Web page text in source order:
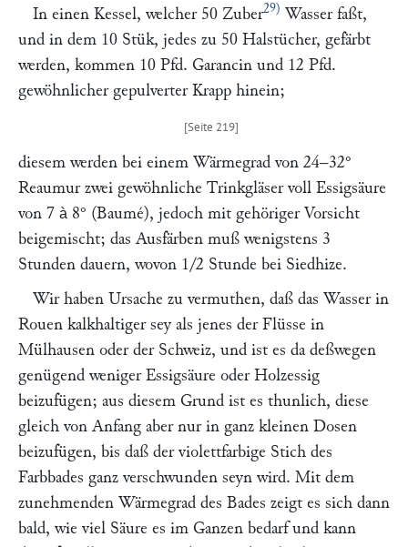
In einen Kessel, welcher 50 Zuber29) Wasser faßt,
und in dem 10 Stük, jedes zu 50 Halstücher, gefärbt
werden, kommen 10 Pfd. Garancin und 12 Pfd.
gewöhnlicher gepulverter Krapp hinein;
diesem werden bei einem Wärmegrad von 24–32°
Reaumur zwei gewöhnliche Trinkgläser voll Essigsäure
von 7 à 8° (Baumé), jedoch mit gehöriger Vorsicht
beigemischt; das Ausfärben muß wenigstens 3
Stunden dauern, wovon 1/2 Stunde bei Siedhize.
Wir haben Ursache zu vermuthen, daß das Wasser in
Rouen kalkhaltiger sey als jenes der Flüsse in
Mülhausen oder der Schweiz, und ist es da deßwegen
genügend weniger Essigsäure oder Holzessig
beizufügen; aus diesem Grund ist es thunlich, diese
gleich von Anfang aber nur in ganz kleinen Dosen
beizufügen, bis daß der violettfarbige Stich des
Farbbades ganz verschwunden seyn wird. Mit dem
zunehmenden Wärmegrad des Bades zeigt es sich dann
bald, wie viel Säure es im Ganzen bedarf und kann